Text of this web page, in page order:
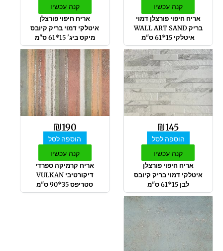
קנה עכשיו
אריח חיפוי פורצלן דמוי
בריק WALL ART SAND
איטלקי 15*61 ס"מ
קנה עכשיו
אריח חיפוי פורצלן
איטלקי דמוי בריק קיובס
מיקס ביג' 15*61 ס"מ
₪145
הוספה לסל
קנה עכשיו
אריח חיפוי פורצלן
איטלקי דמוי בריק קיובס
לבן 15*61 ס"מ
₪190
הוספה לסל
קנה עכשיו
אריח קרמיקה ספרדי
דיקורטיבי VULKAN
סטריפס 35*90 ס"מ